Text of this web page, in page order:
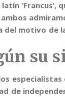
‘Francus’,
del motivo de
su
de